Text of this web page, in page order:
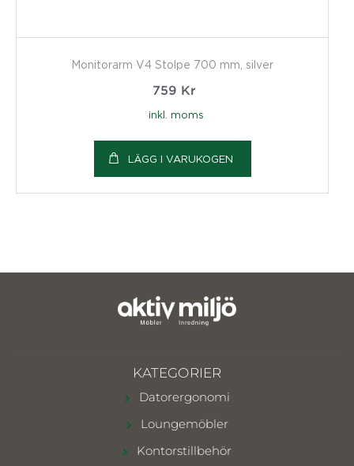
Monitorarm V4 Stolpe 700 mm, silver
759 Kr
inkl. moms
LÄGG I VARUKOGEN
KATEGORIER
Datorergonomi
Loungemöbler
Kontorstillbehör